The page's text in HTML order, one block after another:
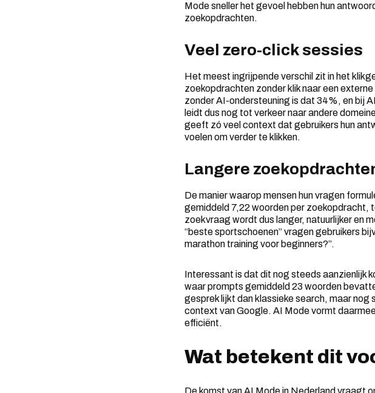
Mode sneller het gevoel hebben hun
zoekopdrachten.
Veel zero-click sessies
Het meest ingrijpende verschil zit in het
zoekopdrachten zonder klik naar een
zonder AI-ondersteuning is dat 34%, en bij
leidt dus nog tot verkeer naar andere
geeft zó veel context dat gebruikers hun
voelen om verder te klikken.
Langere
De manier waarop mensen hun vragen
gemiddeld 7,22 woorden per
zoekvraag wordt dus langer, natuurlijker en
“beste sportschoenen” vragen gebruikers
marathon training voor beginners?”.
Interessant is dat dit nog steeds aanzienlijk
waar prompts gemiddeld 23 woorden
gesprek lijkt dan klassieke search, maar
context van Google. AI Mode vormt
efficiënt.
Wat betekent dit